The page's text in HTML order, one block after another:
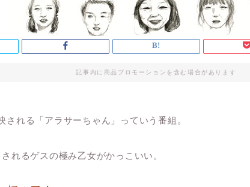
記事内に商品プロモーションを含む場合があります
される「アラサーちゃん」っていう番組。
れるゲスの極み乙女がかっこいい。